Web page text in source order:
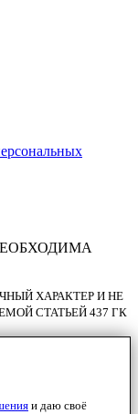
ХАРАКТЕР И НЕ
СТАТЬЕЙ 437 ГК
и даю своё